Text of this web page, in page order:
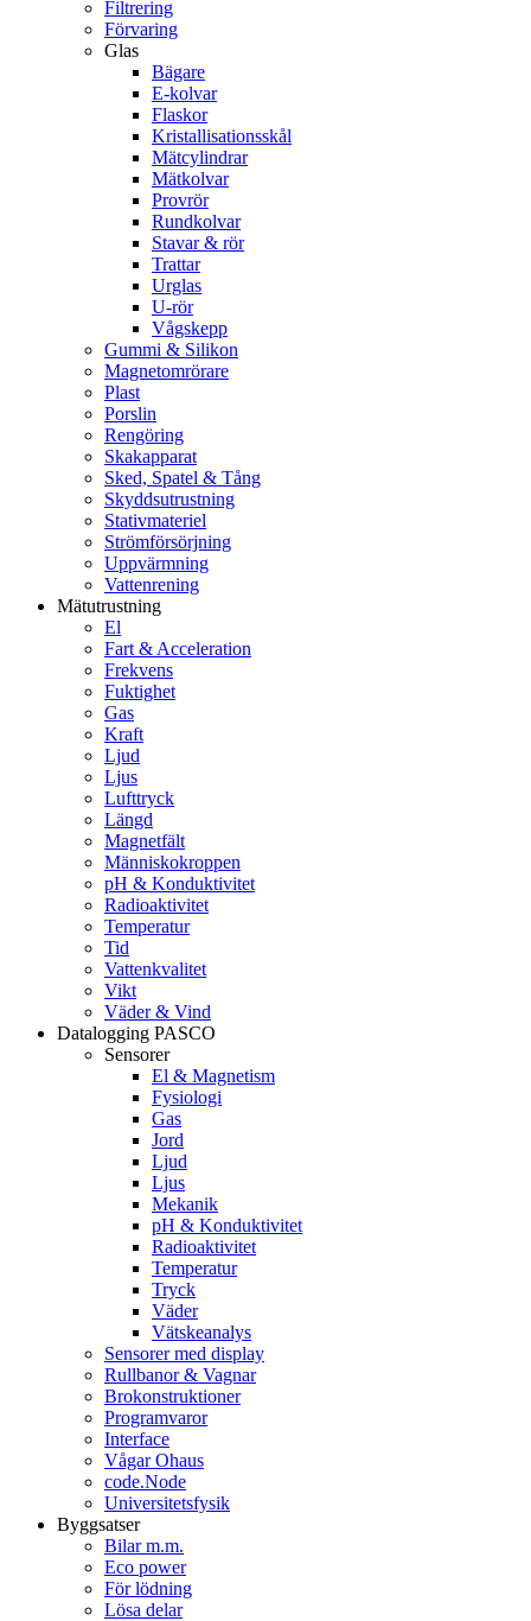
Filtrering
Förvaring
Glas
Bägare
E-kolvar
Flaskor
Kristallisationsskål
Mätcylindrar
Mätkolvar
Provrör
Rundkolvar
Stavar & rör
Trattar
Urglas
U-rör
Vågskepp
Gummi & Silikon
Magnetomrörare
Plast
Porslin
Rengöring
Skakapparat
Sked, Spatel & Tång
Skyddsutrustning
Stativmateriel
Strömförsörjning
Uppvärmning
Vattenrening
Mätutrustning
El
Fart & Acceleration
Frekvens
Fuktighet
Gas
Kraft
Ljud
Ljus
Lufttryck
Längd
Magnetfält
Människokroppen
pH & Konduktivitet
Radioaktivitet
Temperatur
Tid
Vattenkvalitet
Vikt
Väder & Vind
Datalogging PASCO
Sensorer
El & Magnetism
Fysiologi
Gas
Jord
Ljud
Ljus
Mekanik
pH & Konduktivitet
Radioaktivitet
Temperatur
Tryck
Väder
Vätskeanalys
Sensorer med display
Rullbanor & Vagnar
Brokonstruktioner
Programvaror
Interface
Vågar Ohaus
code.Node
Universitetsfysik
Byggsatser
Bilar m.m.
Eco power
För lödning
Lösa delar